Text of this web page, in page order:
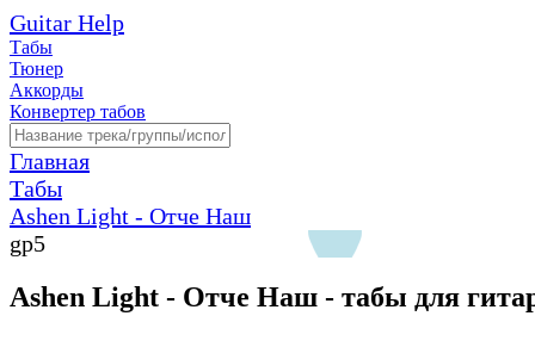
Guitar Help
Табы
Тюнер
Аккорды
Конвертер табов
Главная
Табы
Ashen Light - Отче Наш
gp5
Ashen Light - Отче Наш - табы для